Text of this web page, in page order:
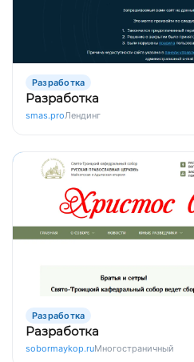
Разработка
Разработка
smas.proЛендинг
Разработка
Разработка
sobormaykop.ruМногостраничный